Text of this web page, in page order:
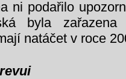
ni podařilo
byla
natáčet v roce